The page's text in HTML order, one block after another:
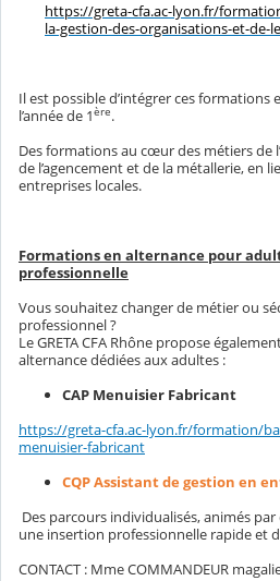
https://greta-cfa.ac-lyon.fr/
la-gestion-des-organisations-et-de-
Il est possible d’intégrer ces formations
l’année de 1ère.
Des formations au cœur des métiers de
de l’agencement et de la métallerie, en
entreprises locales.
Formations en alternance pour
professionnelle
Vous souhaitez changer de métier ou
professionnel ?
Le GRETA CFA Rhône propose
alternance dédiées aux adultes :
CAP Menuisier Fabricant
https://greta-cfa.ac-lyon.fr/formation/
menuisier-fabricant
CQP Assistant de gestion en
Des parcours individualisés, animés
une insertion professionnelle rapide et
CONTACT : Mme COMMANDEUR